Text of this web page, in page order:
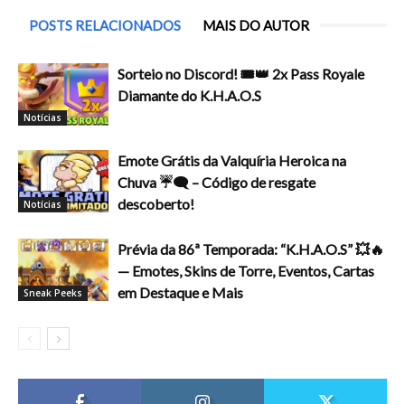
POSTS RELACIONADOS MAIS DO AUTOR
Notícias
Sorteio no Discord! 🎟️👑 2x Pass Royale
Diamante do K.H.A.O.S
Notícias
Emote Grátis da Valquíria Heroica na
Chuva ☔🗨️ – Código de resgate
descoberto!
Sneak Peeks
Prévia da 86ª Temporada: “K.H.A.O.S” 💥🔥
— Emotes, Skins de Torre, Eventos, Cartas
em Destaque e Mais